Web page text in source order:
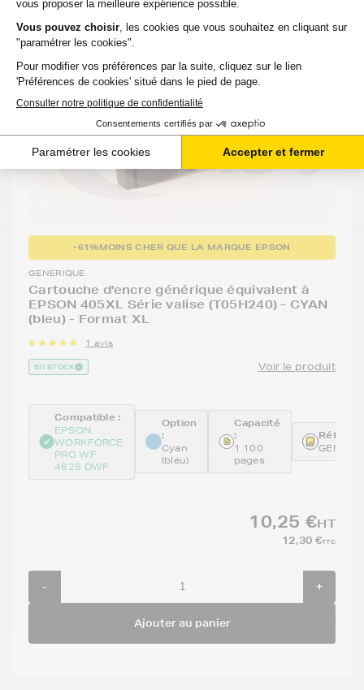
-61%MOINS CHER QUE LA MARQUE EPSON
GENERIQUE
Cartouche d'encre générique équivalent à
EPSON 405XL Série valise (T05H240) - CYAN
(bleu) - Format XL
1 avis
EN STOCK Voir le produit
Compatible :
EPSON
WORKFORCE
PRO WF
4825 DWF
Option
:
Cyan
(bleu)
Capacité
:
1 100
pages
10,25 €HT
12,30 €TTC
- +
Ajouter au panier